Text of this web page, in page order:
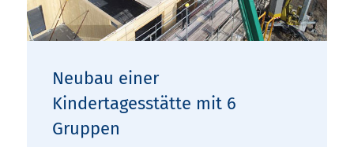
Neubau einer
Kindertagesstätte mit 6
Gruppen